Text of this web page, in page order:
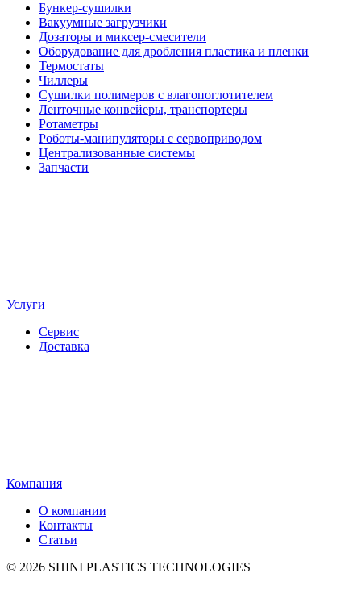
Бункер-сушилки
Вакуумные загрузчики
Дозаторы и миксер-смесители
Оборудование для дробления пластика и пленки
Термостаты
Чиллеры
Сушилки полимеров с влагопоглотителем
Ленточные конвейеры, транспортеры
Ротаметры
Роботы-манипуляторы с сервоприводом
Централизованные системы
Запчасти
Услуги
Сервис
Доставка
Компания
О компании
Контакты
Статьи
© 2026 SHINI PLASTICS TECHNOLOGIES